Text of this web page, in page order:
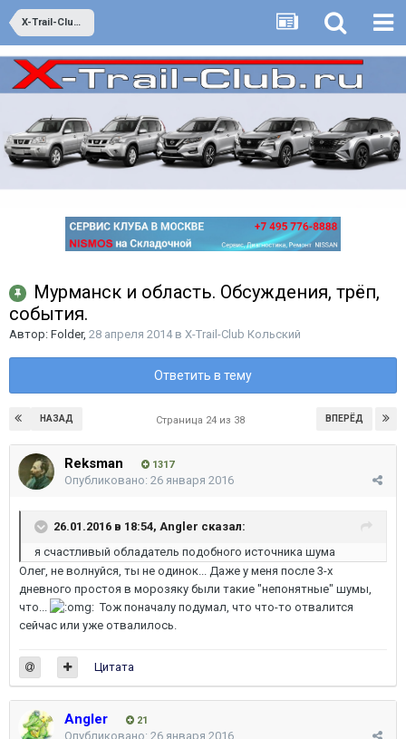
X-Trail-Club Кольский
Мурманск и область. Обсуждения, трёп,
события.
Автор: Folder, 28 апреля 2014в X-Trail-Club Кольский
Ответить в тему
НАЗАД ВПЕРЁД
Страница 24 из 38
Reksman 1317
Опубликовано: 26 января 2016
26.01.2016 в 18:54, Angler сказал:
я счастливый обладатель подобного источника шума
Олег, не волнуйся, ты не одинок... Даже у меня после 3-х
дневного простоя в морозяку были такие "непонятные" шумы,
что...
Тож поначалу подумал, что что-то отвалится
сейчас или уже отвалилось.
Цитата
Angler 21
Опубликовано: 26 января 2016